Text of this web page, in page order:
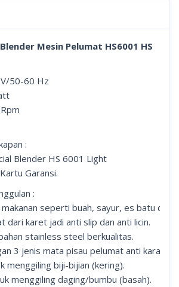
Mesin Pelumat HS6001 HS
50-60 Hz
:
Blender HS 6001 Light
Garansi.
:
seperti buah, sayur, es batu dan
dari karet jadi anti slip dan anti licin.
stainless steel berkualitas.
3 jenis mata pisau pelumat anti karat
menggiling biji-bijian (kering).
menggiling daging/bumbu (basah).